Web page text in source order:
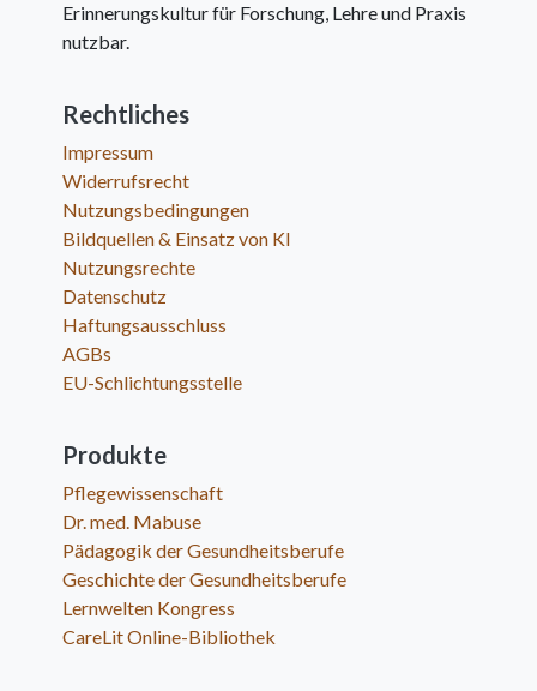
Erinnerungskultur für Forschung, Lehre und Praxis
nutzbar.
Rechtliches
Impressum
Widerrufsrecht
Nutzungsbedingungen
Bildquellen & Einsatz von KI
Nutzungsrechte
Datenschutz
Haftungsausschluss
AGBs
EU-Schlichtungsstelle
Produkte
Pflegewissenschaft
Dr. med. Mabuse
Pädagogik der Gesundheitsberufe
Geschichte der Gesundheitsberufe
Lernwelten Kongress
CareLit Online-Bibliothek